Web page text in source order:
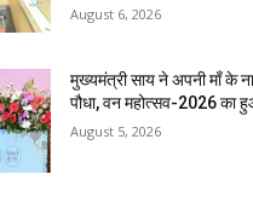
August 6, 2026
मुख्यमंत्री साय ने अपनी माँ के
पौधा, वन महोत्सव-2026 का
August 5, 2026